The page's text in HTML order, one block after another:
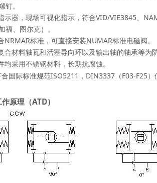
。
示器，现场可视化指示，符合VID/VIE3845、
福、图尔克）。
NRMAR标准，可直接安装NUMAR标准电磁阀。
合材料轴瓦和活塞导向环以及输出轴的轴承等为
均采用不锈钢材料，长期抗腐蚀。
国际标准规范ISO5211，DIN3337（F03-F25）
原理（ATD）